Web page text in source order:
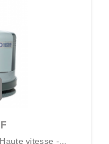
vitesse -...